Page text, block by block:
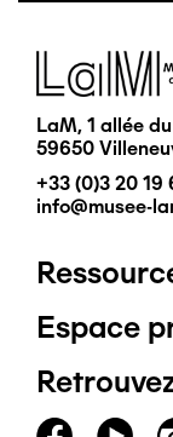
Image
LaM, 1 allée
59650
+33 (0)3 20 19
info@musee-
Pied
de
page
Espace